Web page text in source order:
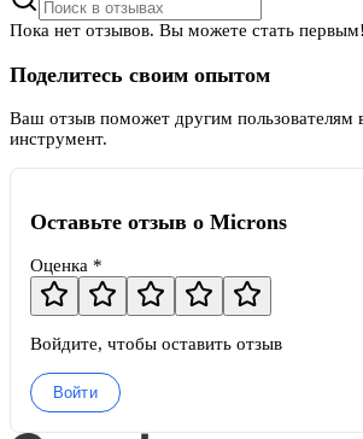
Пока нет отзывов. Вы можете стать первым!
Поделитесь своим опытом
Ваш отзыв поможет другим пользователям
инструмент.
Оставьте отзыв о Microns
Оценка *
Войдите, чтобы оставить отзыв
Войти